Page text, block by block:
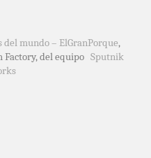
del mundo – ElGranPorque,
del equipo Sputnik